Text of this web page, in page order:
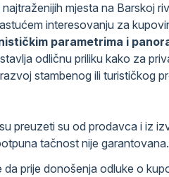
mjesta na Barskoj
interesovanju za
parametrima i
odličnu priliku kako za
stambenog ili turističkog
preuzeti su od prodavca i iz
tačnost nije garantovana.
da prije donošenja odluke o